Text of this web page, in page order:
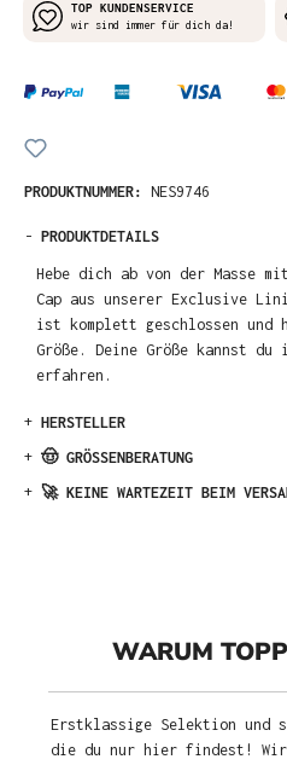
TOP KUNDENSERVICE
wir sind immer für dich da!
PRODUKTNUMMER: NES9746
- PRODUKTDETAILS
Hebe dich ab von der Masse
Cap aus unserer Exclusive
ist komplett geschlossen und
Größe. Deine Größe kannst
erfahren.
+ HERSTELLER
+ 🤠 GRÖSSENBERATUNG
+ 🚀 KEINE WARTEZEIT BEIM
WARUM
Erstklassige Selektion und
die du nur hier findest! Wir